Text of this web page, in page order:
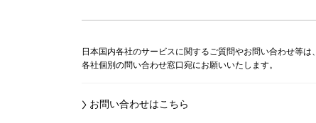
日本国内各社のサービスに関するご質問やお問い合わせ等は、
各社個別の問い合わせ窓口宛にお願いいたします。
お問い合わせはこちら